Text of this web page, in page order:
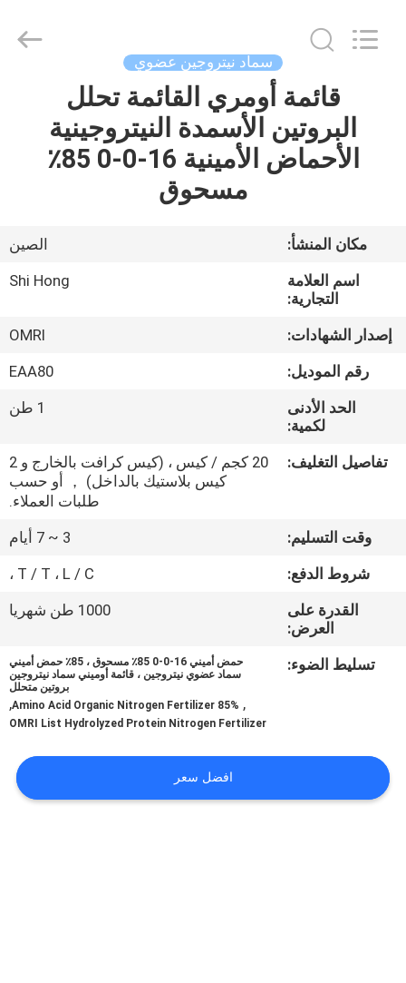
الصفحة
الرئيسية
أشرطة
فيديو
معلومات
جولة
في
مراقبة
الجودة
اقتباس
خريطة
Technology
Co.,Ltd.
سماد نيتروجين عضوي
قائمة أومري القائمة تحلل
البروتين الأسمدة النيتروجينية
الأحماض الأمينية 16-0-0 85٪
مسحوق
مكان المنشأ:
الصين
اسم العلامة
التجارية:
Shi Hong
إصدار الشهادات:
OMRI
رقم الموديل:
EAA80
الحد الأدنى
لكمية:
1 طن
تفاصيل التغليف:
20 كجم / كيس ، (كيس كرافت بالخارج و 2
كيس بلاستيك بالداخل) ， أو حسب
طلبات العملاء.
وقت التسليم:
3 ~ 7 أيام
شروط الدفع:
T / T ، L / C ،
القدرة على
العرض:
1000 طن شهريا
تسليط الضوء:
حمض أميني 16-0-0 85٪ مسحوق ، 85٪ حمض أميني
سماد عضوي نيتروجين ، قائمة أوميني سماد نيتروجين
بروتين متحلل
,
85% Amino Acid Organic Nitrogen Fertilizer
,
OMRI List Hydrolyzed Protein Nitrogen Fertilizer
افضل سعر